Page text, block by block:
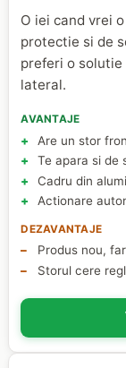
O iei cand vrei
protectie si de
preferi o
lateral.
AVANTAJE
Are un stor
Te apara si de
Cadru din
Actionare
DEZAVANTAJE
Produs nou,
Storul cere